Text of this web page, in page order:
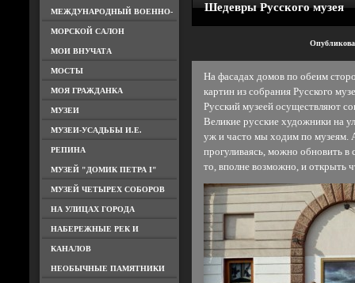
МЕЖДУНАРОДНЫЙ ВОЕННО-
МОРСКОЙ САЛОН
МОИ ВНУЧАТА
МОСТЫ
МОЯ ГРАЖДАНКА
МУЗЕИ
МУЗЕИ-УСАДЬБЫ И.Е.
РЕПИНА
МУЗЕЙ "ДОМИК ПЕТРА I"
МУЗЕЙ ЧЕТЫРЕХ СОБОРОВ
НА УЛИЦАХ ГОРОДА
НАБЕРЕЖНЫЕ РЕК И
КАНАЛОВ
НЕОБЫЧНЫЕ ПАМЯТНИКИ
Шедевры Русского музея
На фасадах домов по обеим
картин из собрания Русского
Русский музеей осуществляют
Великие русские художники на
уж и часто мы ходим по музеям.
прогуливаясь, можно обновить
то, вполне возможно, и открыть